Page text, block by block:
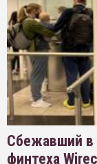
Сбежавший в
финтеха